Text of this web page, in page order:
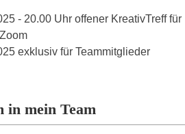
- 20.00 Uhr offener KreativTreff für
exklusiv für Teammitglieder
in mein Team